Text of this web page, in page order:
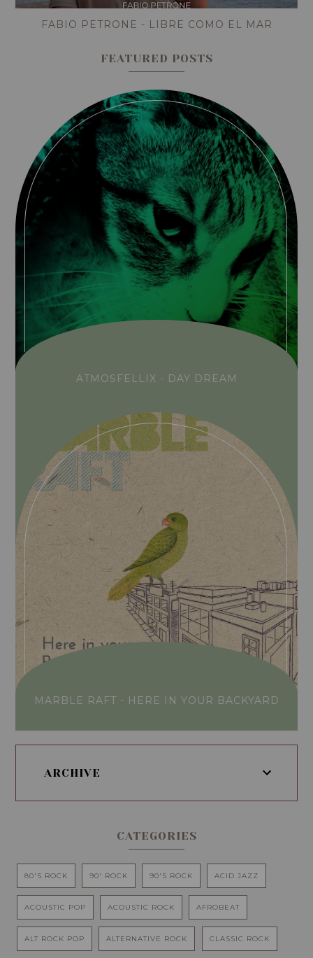
FABIO PETRONE - LIBRE COMO EL MAR
FEATURED POSTS
ATMOSFELLIX - DAY DREAM
MARBLE RAFT - HERE IN YOUR BACKYARD
ARCHIVE
CATEGORIES
80'S ROCK 90' ROCK 90'S ROCK ACID JAZZ
ACOUSTIC POP ACOUSTIC ROCK AFROBEAT
ALT ROCK POP ALTERNATIVE ROCK CLASSIC ROCK